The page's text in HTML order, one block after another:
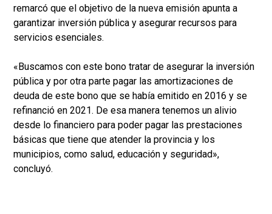
remarcó que el objetivo de la nueva emisión apunta a
garantizar inversión pública y asegurar recursos para
servicios esenciales.
«Buscamos con este bono tratar de asegurar la inversión
pública y por otra parte pagar las amortizaciones de
deuda de este bono que se había emitido en 2016 y se
refinanció en 2021. De esa manera tenemos un alivio
desde lo financiero para poder pagar las prestaciones
básicas que tiene que atender la provincia y los
municipios, como salud, educación y seguridad»,
concluyó.